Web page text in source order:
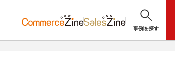
事例を探す